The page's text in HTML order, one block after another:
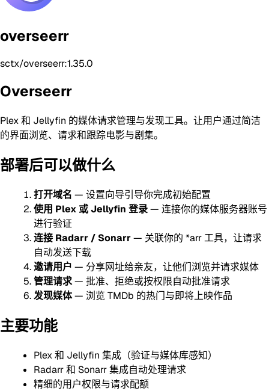
overseerr
sctx/overseerr:1.35.0
Overseerr
Plex 和 Jellyfin 的媒体请求管理与发现工具。让用户通过简洁
的界面浏览、请求和跟踪电影与剧集。
部署后可以做什么
打开域名 — 设置向导引导你完成初始配置
使用 Plex 或 Jellyfin 登录— 连接你的媒体服务器账号
进行验证
连接 Radarr / Sonarr— 关联你的 *arr 工具，让请求
自动发送下载
邀请用户 — 分享网址给亲友，让他们浏览并请求媒体
管理请求— 批准、拒绝或按权限自动批准请求
发现媒体— 浏览 TMDb 的热门与即将上映作品
主要功能
Plex 和 Jellyfin 集成（验证与媒体库感知）
Radarr 和 Sonarr 集成自动处理请求
精细的用户权限与请求配额